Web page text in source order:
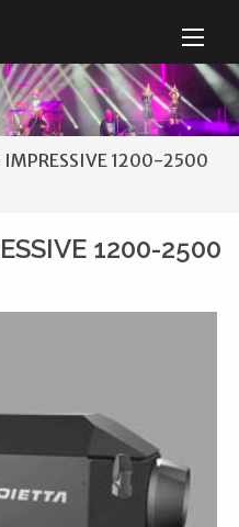
1200-2500
1200-2500